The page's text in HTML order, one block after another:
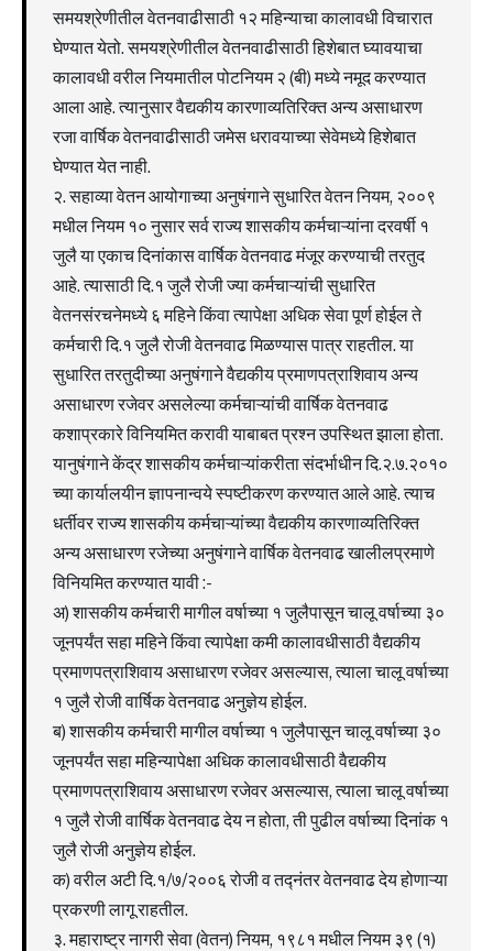
समयश्रेणीतील वेतनवाढीसाठी १२ महिन्याचा कालावधी विचारात
घेण्यात येतो. समयश्रेणीतील वेतनवाढीसाठी हिशेबात घ्यावयाचा
कालावधी वरील नियमातील पोटनियम २ (बी) मध्ये नमूद करण्यात
आला आहे. त्यानुसार वैद्यकीय कारणाव्यतिरिक्त अन्य असाधारण
रजा वार्षिक वेतनवाढीसाठी जमेस धरावयाच्या सेवेमध्ये हिशेबात
घेण्यात येत नाही.
२. सहाव्या वेतन आयोगाच्या अनुषंगाने सुधारित वेतन नियम, २००९
मधील नियम १० नुसार सर्व राज्य शासकीय कर्मचाऱ्यांना दरवर्षी १
जुलै या एकाच दिनांकास वार्षिक वेतनवाढ मंजूर करण्याची तरतुद
आहे. त्यासाठी दि.१ जुलै रोजी ज्या कर्मचाऱ्यांची सुधारित
वेतनसंरचनेमध्ये ६ महिने किंवा त्यापेक्षा अधिक सेवा पूर्ण होईल ते
कर्मचारी दि.१ जुलै रोजी वेतनवाढ मिळण्यास पात्र राहतील. या
सुधारित तरतुदीच्या अनुषंगाने वैद्यकीय प्रमाणपत्राशिवाय अन्य
असाधारण रजेवर असलेल्या कर्मचाऱ्यांची वार्षिक वेतनवाढ
कशाप्रकारे विनियमित करावी याबाबत प्रश्न उपस्थित झाला होता.
यानुषंगाने केंद्र शासकीय कर्मचाऱ्यांकरीता संदर्भाधीन दि.२.७.२०१०
च्या कार्यालयीन ज्ञापनान्वये स्पष्टीकरण करण्यात आले आहे. त्याच
धर्तीवर राज्य शासकीय कर्मचाऱ्यांच्या वैद्यकीय कारणाव्यतिरिक्त
अन्य असाधारण रजेच्या अनुषंगाने वार्षिक वेतनवाढ खालीलप्रमाणे
विनियमित करण्यात यावी :-
अ) शासकीय कर्मचारी मागील वर्षाच्या १ जुलैपासून चालू वर्षाच्या ३०
जूनपर्यंत सहा महिने किंवा त्यापेक्षा कमी कालावधीसाठी वैद्यकीय
प्रमाणपत्राशिवाय असाधारण रजेवर असल्यास, त्याला चालू वर्षाच्या
१ जुलै रोजी वार्षिक वेतनवाढ अनुज्ञेय होईल.
ब) शासकीय कर्मचारी मागील वर्षाच्या १ जुलैपासून चालू वर्षाच्या ३०
जूनपर्यंत सहा महिन्यापेक्षा अधिक कालावधीसाठी वैद्यकीय
प्रमाणपत्राशिवाय असाधारण रजेवर असल्यास, त्याला चालू वर्षाच्या
१ जुलै रोजी वार्षिक वेतनवाढ देय न होता, ती पुढील वर्षाच्या दिनांक १
जुलै रोजी अनुज्ञेय होईल.
क) वरील अटी दि.१/७/२००६ रोजी व तद्नंतर वेतनवाढ देय होणाऱ्या
प्रकरणी लागू राहतील.
३. महाराष्ट्र नागरी सेवा (वेतन) नियम, १९८१ मधील नियम ३९ (१)